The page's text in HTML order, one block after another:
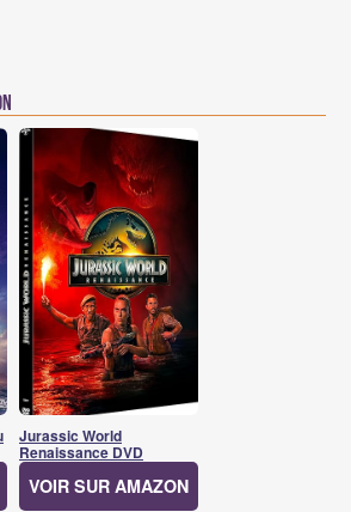
Jurassic World
Renaissance DVD
VOIR SUR AMAZON